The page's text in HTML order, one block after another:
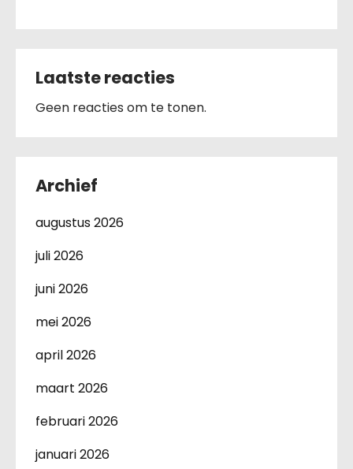
Laatste reacties
Geen reacties om te tonen.
Archief
augustus 2026
juli 2026
juni 2026
mei 2026
april 2026
maart 2026
februari 2026
januari 2026